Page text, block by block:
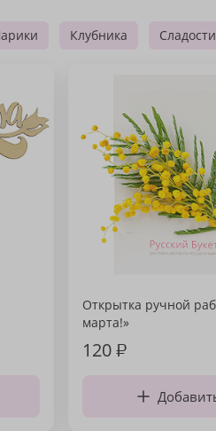
Клубника Сладости
Открытка ручной
марта!»
120₽